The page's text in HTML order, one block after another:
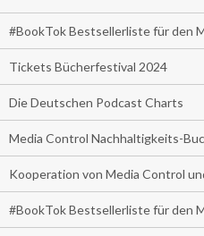
#BookTok Bestsellerliste für den
Tickets Bücherfestival 2024
Die Deutschen Podcast Charts
Media Control Nachhaltigkeits-
Kooperation von Media Control
#BookTok Bestsellerliste für den